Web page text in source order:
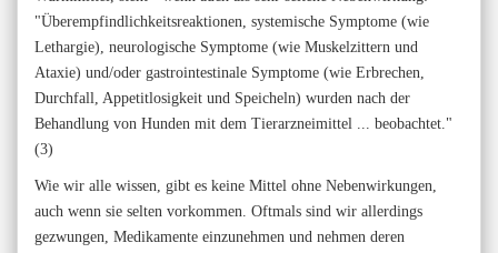
"Überempfindlichkeitsreaktionen, systemische Symptome (wie
Lethargie), neurologische Symptome (wie Muskelzittern und
Ataxie) und/oder gastrointestinale Symptome (wie Erbrechen,
Durchfall, Appetitlosigkeit und Speicheln) wurden nach der
Behandlung von Hunden mit dem Tierarzneimittel ... beobachtet."
(3)
Wie wir alle wissen, gibt es keine Mittel ohne Nebenwirkungen,
auch wenn sie selten vorkommen. Oftmals sind wir allerdings
gezwungen, Medikamente einzunehmen und nehmen deren